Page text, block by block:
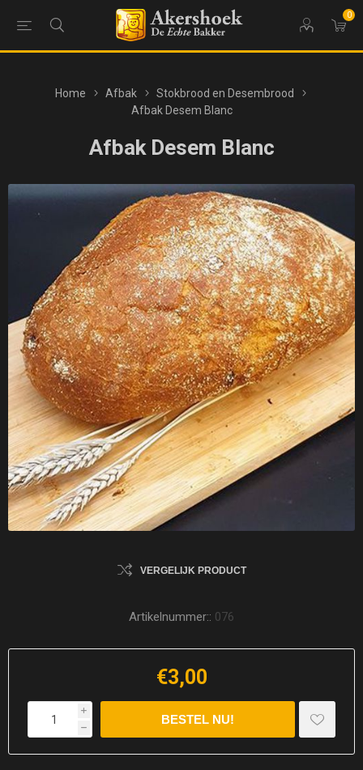
0
Home Afbak
Stokbrood en Desembrood
Afbak Desem Blanc
Afbak Desem Blanc
VERGELIJK PRODUCT
Artikelnummer:: 076
€3,00
i
h